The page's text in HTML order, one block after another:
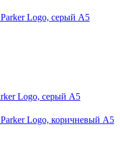
Logo, серый А5